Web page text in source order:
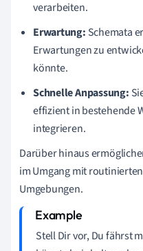
verarbeiten.
Erwartung: Schemata
Erwartungen zu
könnte.
Schnelle Anpassung:
effizient in bestehende
integrieren.
Darüber hinaus
im Umgang mit
Umgebungen.
Stell Dir vor, Du fährst